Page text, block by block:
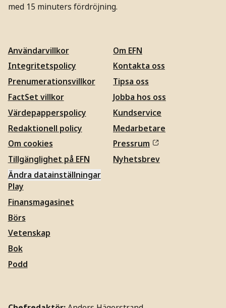
med 15 minuters fördröjning.
Användarvillkor
Integritetspolicy
Prenumerationsvillkor
FactSet villkor
Värdepapperspolicy
Redaktionell policy
Om cookies
Tillgänglighet på EFN
Ändra datainställningar
Om EFN
Kontakta oss
Tipsa oss
Jobba hos oss
Kundservice
Medarbetare
Pressrum
Nyhetsbrev
Play
Finansmagasinet
Börs
Vetenskap
Bok
Podd